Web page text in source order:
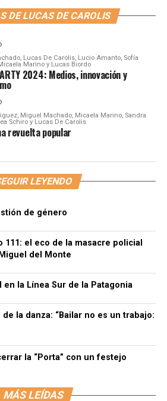
DE LUCAS DE CAROLIS
Lucas De Carolis, Lucio Amanto, Sofía
Marino y Lucas Biordo
2024: Medios, innovación y
Miguel Machado, Micaela Marino, Sandra
Schiro y Lucas De Carolis
revuelta popular
LEYENDO
de género
111: el eco de la masacre policial
del Monte
la Línea Sur de la Patagonia
de la danza: “Bailar no es un trabajo:
la “Porta” con un festejo
MÁS LEÍDAS